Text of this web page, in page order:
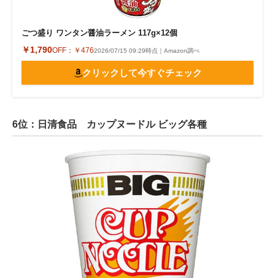
ごつ盛り ワンタン醤油ラーメン 117g×12個
￥1,790OFF： ￥4762026/07/15 09:29時点｜Amazon調べ
クリックして今すぐチェック
6位：日清食品 カップヌードル ビッグ各種